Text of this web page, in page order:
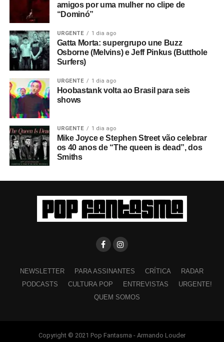
amigos por uma mulher no clipe de
“Dominó”
URGENTE 1 dia ago
Gatta Morta: supergrupo une Buzz
Osborne (Melvins) e Jeff Pinkus (Butthole
Surfers)
URGENTE 1 dia ago
Hoobastank volta ao Brasil para seis
shows
URGENTE 1 dia ago
Mike Joyce e Stephen Street vão celebrar
os 40 anos de “The queen is dead”, dos
Smiths
NEWSLETTER PARA ASSINANTES CRÍTICA
RADAR
PODCASTS
CULTURA POP ENTREVISTAS
URGENTE!
QUEM SOMOS
Copyright © 2021 Pop Fantasma - Armando Louder